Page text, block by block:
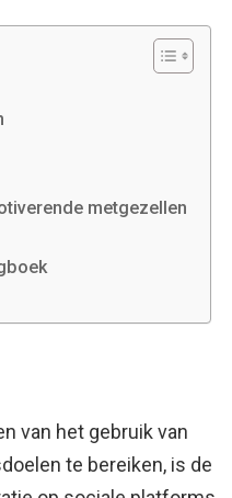
metgezellen
van het gebruik van
te bereiken, is de